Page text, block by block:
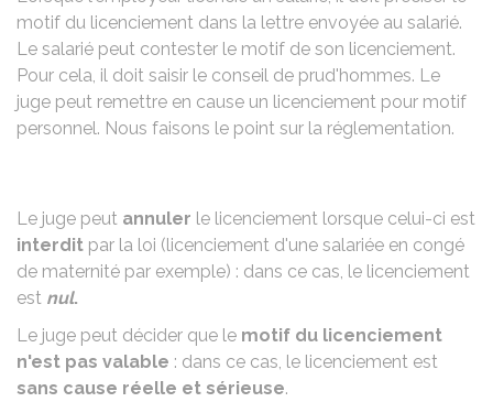
motif du licenciement dans la lettre envoyée au salarié.
Le salarié peut contester le motif de son licenciement.
Pour cela, il doit saisir le conseil de prud'hommes. Le
juge peut remettre en cause un licenciement pour motif
personnel. Nous faisons le point sur la réglementation.
Le juge peut annuler le licenciement lorsque celui-ci est
interdit par la loi (licenciement d'une salariée en congé
de maternité par exemple) : dans ce cas, le licenciement
est nul.
Le juge peut décider que le motif du licenciement
n'est pas valable : dans ce cas, le licenciement est
sans cause réelle et sérieuse.